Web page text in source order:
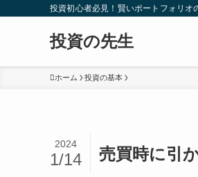
投資初心者必見！賢いポートフォリオ
投資の先生
ホーム 投資の基本
売買時に引
2024
1/14